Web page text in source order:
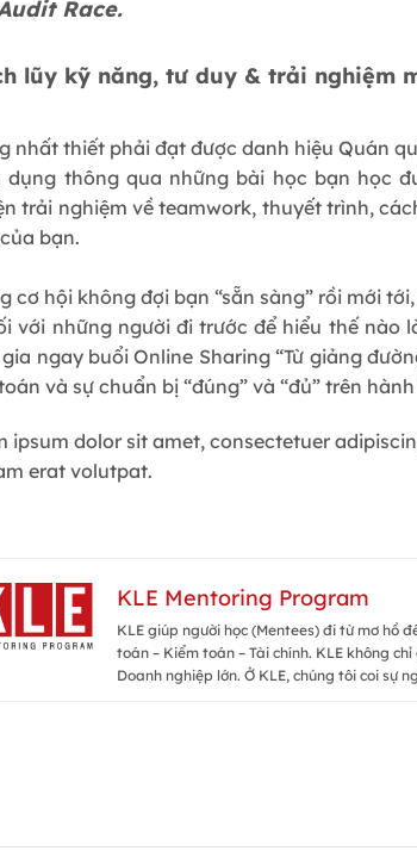
Race.
lũy kỹ năng, tư duy & trải nghiệm
nhất thiết phải đạt được danh hiệu Quán
dụng thông qua những bài học bạn học
trải nghiệm về teamwork, thuyết trình,
bạn.
cơ hội không đợi bạn “sẵn sàng” rồi mới
với những người đi trước để hiểu thế
ngay buổi Online Sharing “Từ giảng
và sự chuẩn bị “đúng” và “đủ” trên
ipsum dolor sit amet, consectetuer
erat volutpat.
KLE Mentoring Program
KLE giúp người học (Mentees) đi từ mơ hồ
toán – Kiểm toán – Tài chính. KLE không
Doanh nghiệp lớn. Ở KLE, chúng tôi coi sự